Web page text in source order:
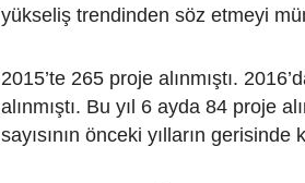
yükseliş trendinden söz etmeyi
2015’te 265 proje alınmıştı.
alınmıştı. Bu yıl 6 ayda 84 proje
sayısının önceki yılların